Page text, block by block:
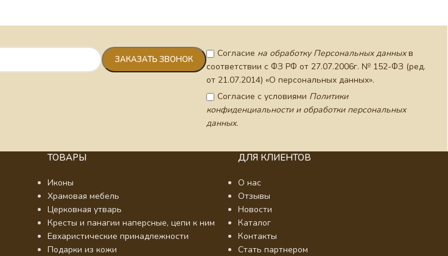
Согласие на обработку Персональных данныхв
соответствии с ФЗ РФ от 27.07.2006г. № 152-ФЗ (ред.
от 21.07.2014) «О персональных данных».
Согласие с условиями Политики
конфиденциальности и обработки персональных
данных.
ТОВАРЫ
Иконы
Храмовая мебель
Церковная утварь
Кресты и панагии наперсные, цепи к ним
Евхаристические принадлежности
Подарки из кожи
ДЛЯ КЛИЕНТОВ
О нас
Отзывы
Новости
Каталог
Контакты
Стать партнером